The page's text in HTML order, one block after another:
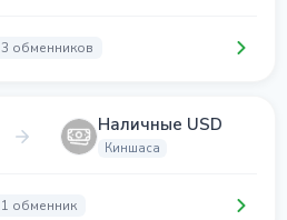
3 обменников
Наличные USD
Киншаса
1 обменник